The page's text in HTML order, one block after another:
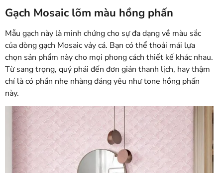
Gạch Mosaic lõm màu hồng phấn
Mẫu gạch này là minh chứng cho sự đa dạng về màu sắc
của dòng gạch Mosaic vảy cá. Bạn có thể thoải mái lựa
chọn sản phẩm này cho mọi phong cách thiết kế khác nhau.
Từ sang trọng, quý phái đến đơn giản thanh lịch, hay thậm
chí là có phần nhẹ nhàng đáng yêu như tone hồng phấn
này.